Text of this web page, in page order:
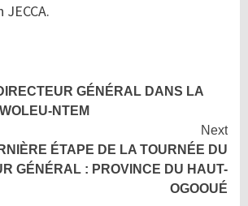
GÉNÉRAL DANS LA
NTEM
Next
ÉTAPE DE LA TOURNÉE DU
GÉNÉRAL : PROVINCE DU HAUT-
OGOOUÉ